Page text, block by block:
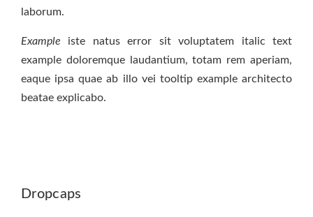
laborum.
Example iste natus error sit voluptatem italic text
example doloremque laudantium, totam rem aperiam,
eaque ipsa quae ab illo vei tooltip examplearchitecto
beatae explicabo.
Dropcaps